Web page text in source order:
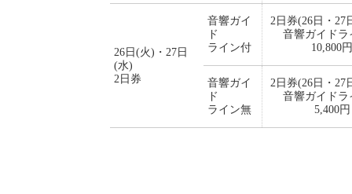
26日(火)・27日
(水)
2日券
音響ガイ
ド
ライン付
2日券(26日・27
音響ガイドラ
10,800円
音響ガイ
ド
ライン無
2日券(26日・27
音響ガイドラ
5,400円